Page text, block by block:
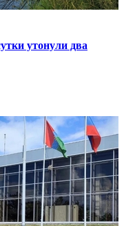
утонули два